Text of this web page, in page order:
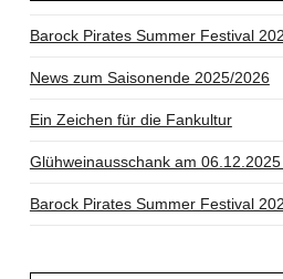
Barock Pirates Summer Festival
News zum Saisonende 2025/2026
Ein Zeichen für die Fankultur
Glühweinausschank am
Barock Pirates Summer Festival